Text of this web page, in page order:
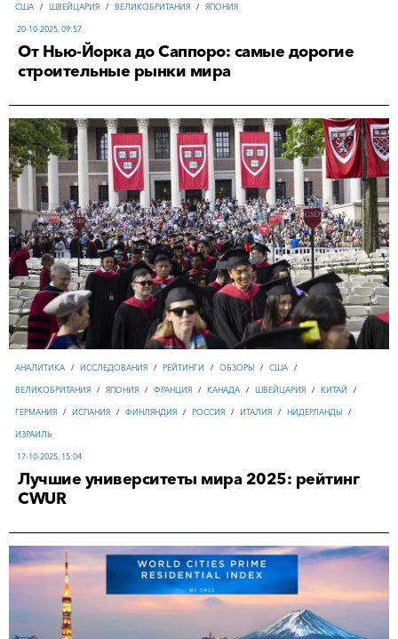
США / ШВЕЙЦАРИЯ / ВЕЛИКОБРИТАНИЯ / ЯПОНИЯ
20-10-2025, 09:57
От Нью-Йорка до Саппоро: самые дорогие
строительные рынки мира
АНАЛИТИКА / ИССЛЕДОВАНИЯ / РЕЙТИНГИ / ОБЗОРЫ / США /
ВЕЛИКОБРИТАНИЯ / ЯПОНИЯ / ФРАНЦИЯ / КАНАДА / ШВЕЙЦАРИЯ / КИТАЙ /
ГЕРМАНИЯ / ИСПАНИЯ / ФИНЛЯНДИЯ / РОССИЯ / ИТАЛИЯ / НИДЕРЛАНДЫ /
ИЗРАИЛЬ
17-10-2025, 15:04
Лучшие университеты мира 2025: рейтинг
CWUR